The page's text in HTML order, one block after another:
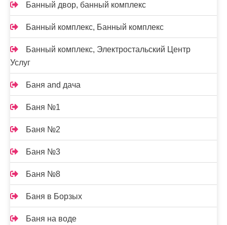
Банный двор, банный комплекс
Банный комплекс, Банный комплекс
Банный комплекс, Электростальский Центр
Услуг
Баня and дача
Баня №1
Баня №2
Баня №3
Баня №8
Баня в Борзых
Баня на воде